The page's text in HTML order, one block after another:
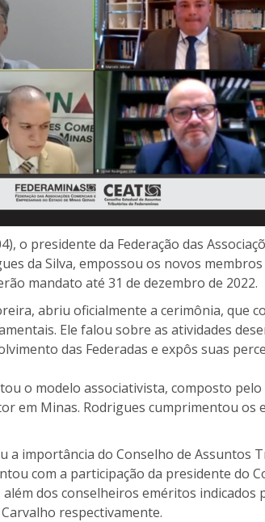
o presidente da Federação das
da Silva, empossou os novos
mandato até 31 de dezembro de 2022.
abriu oficialmente a cerimônia, que
Ele falou sobre as atividades
das Federadas e expôs suas
o modelo associativista, composto
em Minas. Rodrigues cumprimentou os
a importância do Conselho de Assuntos
com a participação da presidente do
dos conselheiros eméritos indicados
respectivamente.